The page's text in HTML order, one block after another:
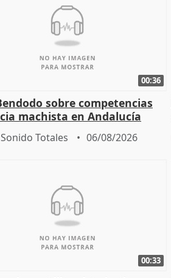
00:36
sobre competencias
machista en Andalucía
Sonido Totales 06/08/2026
00:33